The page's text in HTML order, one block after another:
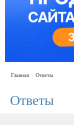
Главная \ Ответы
Ответы